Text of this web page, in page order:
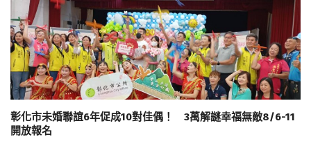
彰化市未婚聯誼6年促成10對佳偶！ 3萬解謎幸福無敵8/6-11
開放報名